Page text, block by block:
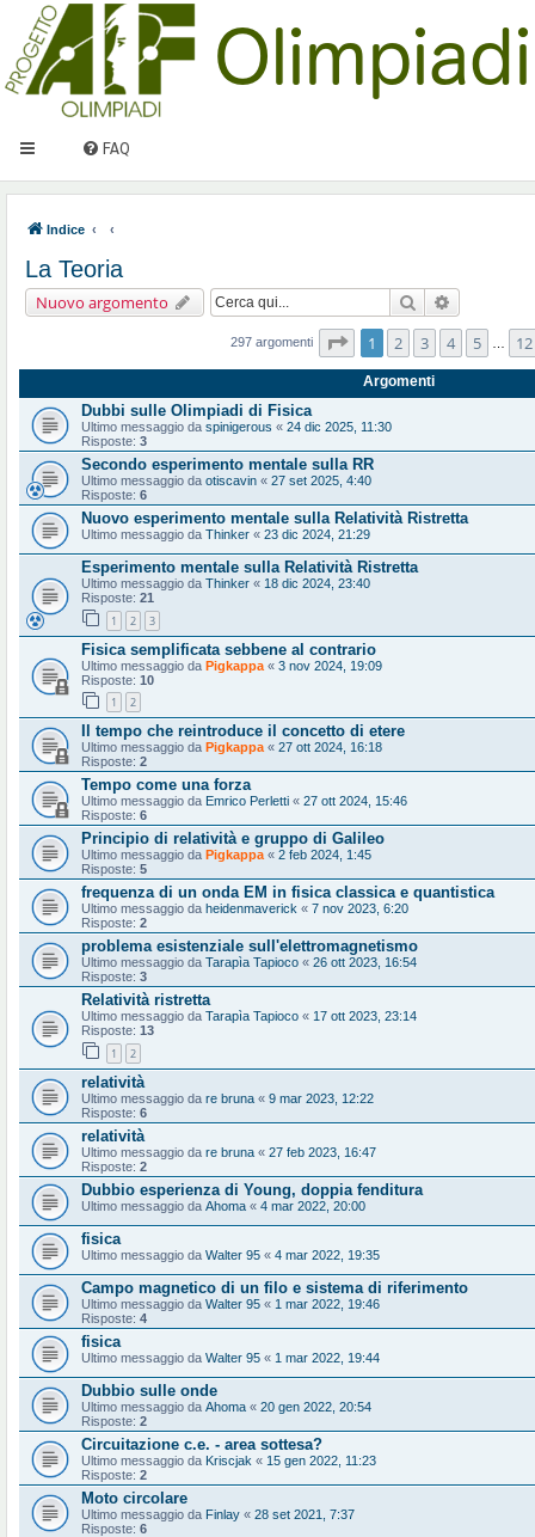
FAQ
Indice
La Teoria
Nuovo argomento Cerca
297 argomenti Pagina1 di12
1 2 3 4 5 12
Argomenti
Dubbi sulle Olimpiadi di Fisica
Ultimo messaggio da spinigerous « 24 dic 2025, 11:30
Risposte: 3
Secondo esperimento mentale sulla RR
Ultimo messaggio da otiscavin « 27 set 2025, 4:40
Risposte: 6
Nuovo esperimento mentale sulla Relatività Ristretta
Ultimo messaggio da Thinker « 23 dic 2024, 21:29
Esperimento mentale sulla Relatività Ristretta
Ultimo messaggio da Thinker « 18 dic 2024, 23:40
Risposte: 21
1 2 3
Fisica semplificata sebbene al contrario
Ultimo messaggio da Pigkappa « 3 nov 2024, 19:09
Risposte: 10
1 2
Il tempo che reintroduce il concetto di etere
Ultimo messaggio da Pigkappa « 27 ott 2024, 16:18
Risposte: 2
Tempo come una forza
Ultimo messaggio da Emrico Perletti « 27 ott 2024, 15:46
Risposte: 6
Principio di relatività e gruppo di Galileo
Ultimo messaggio da Pigkappa « 2 feb 2024, 1:45
Risposte: 5
frequenza di un onda EM in fisica classica e quantistica
Ultimo messaggio da heidenmaverick « 7 nov 2023, 6:20
Risposte: 2
problema esistenziale sull'elettromagnetismo
Ultimo messaggio da Tarapìa Tapioco « 26 ott 2023, 16:54
Risposte: 3
Relatività ristretta
Ultimo messaggio da Tarapìa Tapioco « 17 ott 2023, 23:14
Risposte: 13
1 2
relatività
Ultimo messaggio da re bruna « 9 mar 2023, 12:22
Risposte: 6
relatività
Ultimo messaggio da re bruna « 27 feb 2023, 16:47
Risposte: 2
Dubbio esperienza di Young, doppia fenditura
Ultimo messaggio da Ahoma « 4 mar 2022, 20:00
fisica
Ultimo messaggio da Walter 95 « 4 mar 2022, 19:35
Campo magnetico di un filo e sistema di riferimento
Ultimo messaggio da Walter 95 « 1 mar 2022, 19:46
Risposte: 4
fisica
Ultimo messaggio da Walter 95 « 1 mar 2022, 19:44
Dubbio sulle onde
Ultimo messaggio da Ahoma « 20 gen 2022, 20:54
Risposte: 2
Circuitazione c.e. - area sottesa?
Ultimo messaggio da Kriscjak « 15 gen 2022, 11:23
Risposte: 2
Moto circolare
Ultimo messaggio da Finlay « 28 set 2021, 7:37
Risposte: 6